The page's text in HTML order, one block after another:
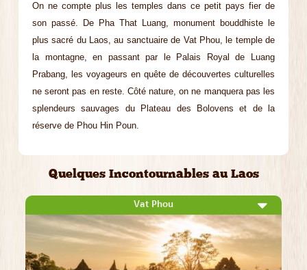
On ne compte plus les temples dans ce petit pays fier de
son passé. De Pha That Luang, monument bouddhiste le
plus sacré du Laos, au sanctuaire de Vat Phou, le temple de
la montagne, en passant par le Palais Royal de Luang
Prabang, les voyageurs en quête de découvertes culturelles
ne seront pas en reste. Côté nature, on ne manquera pas les
splendeurs sauvages du Plateau des Bolovens et de la
réserve de Phou Hin Poun.
Quelques Incontournables au Laos
Vat Phou